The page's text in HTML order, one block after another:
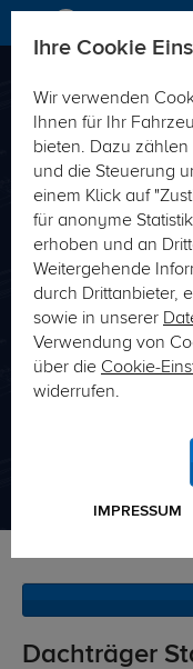
Direkt passende
Typ finden
Fahrzeug-Typ
Dachträger
Ihre Cookie
Wir verwenden
Ihnen für Ihr
bieten. Dazu
und die Steuerung
einem Klick auf
für anonyme
erhoben und an
Weitergehende
durch Drittanbieter,
sowie in unserer
Verwendung von
über die Cookie-
widerrufen.
IMPRESSUM